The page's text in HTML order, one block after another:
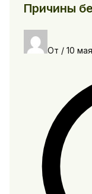
Причины
От / 10